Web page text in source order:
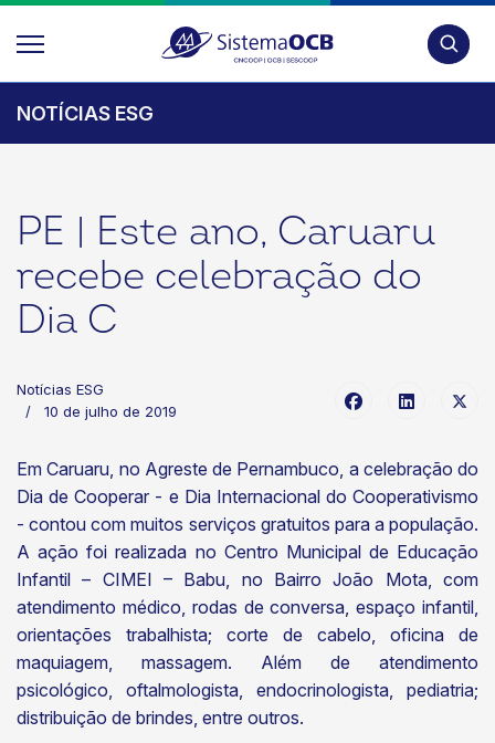
NOTÍCIAS ESG
PE | Este ano, Caruaru
recebe celebração do
Dia C
Notícias ESG
10 de julho de 2019
Em Caruaru, no Agreste de Pernambuco, a celebração do
Dia de Cooperar - e Dia Internacional do Cooperativismo
- contou com muitos serviços gratuitos para a população.
A ação foi realizada no Centro Municipal de Educação
Infantil – CIMEI – Babu, no Bairro João Mota, com
atendimento médico, rodas de conversa, espaço infantil,
orientações trabalhista; corte de cabelo, oficina de
maquiagem, massagem. Além de atendimento
psicológico, oftalmologista, endocrinologista, pediatria;
distribuição de brindes, entre outros.